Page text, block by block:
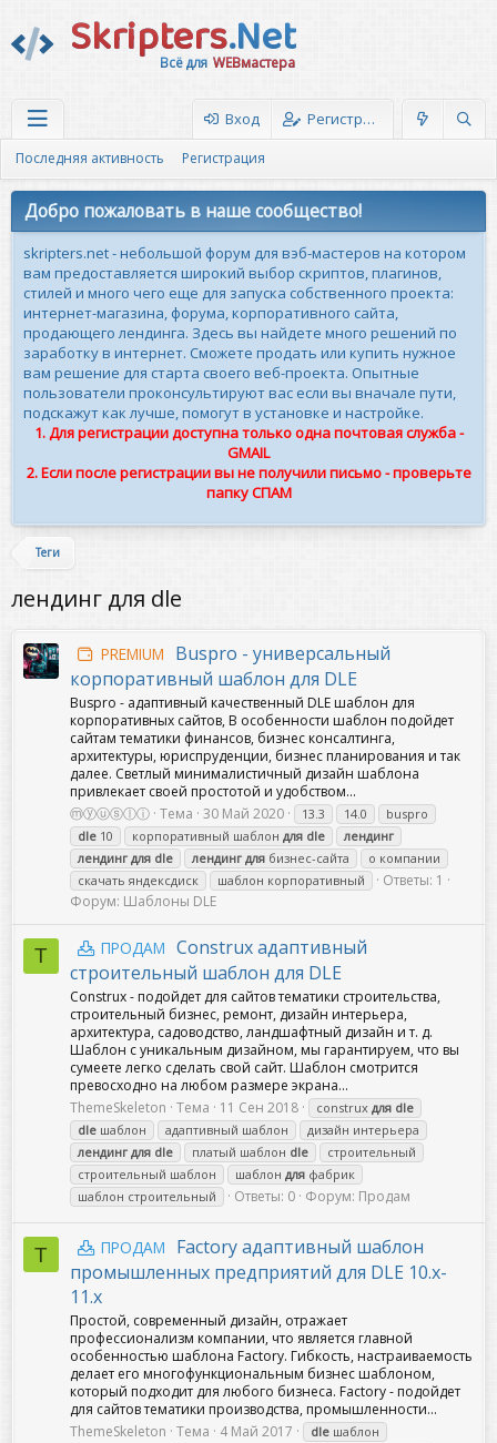
Skripters.Net
Всё для WEBмастера
Вход Регистрация
Последняя активность Регистрация
Добро пожаловать в наше сообщество!
skripters.net - небольшой форум для вэб-мастеров на котором
вам предоставляется широкий выбор скриптов, плагинов,
стилей и много чего еще для запуска собственного проекта:
интернет-магазина, форума, корпоративного сайта,
продающего лендинга. Здесь вы найдете много решений по
заработку в интернет. Сможете продать или купить нужное
вам решение для старта своего веб-проекта. Опытные
пользователи проконсультируют вас если вы вначале пути,
подскажут как лучше, помогут в установке и настройке.
1. Для регистрации доступна только одна почтовая служба -
GMAIL
2. Если после регистрации вы не получили письмо - проверьте
папку СПАМ
Теги
лендинг для dle
PREMIUM
Buspro - универсальный
корпоративный шаблон для DLE
Buspro - адаптивный качественный DLE шаблон для
корпоративных сайтов, В особенности шаблон подойдет
сайтам тематики финансов, бизнес консалтинга,
архитектуры, юриспруденции, бизнес планирования и так
далее. Светлый минималистичный дизайн шаблона
привлекает своей простотой и удобством...
ⓜⓨⓤⓢⓛⓘ Тема 30 Май 2020 13.3 14.0
buspro
dle 10 корпоративный шаблон для dle
лендинг
лендинг для dle лендинг для бизнес-сайта
о компании
скачать яндексдиск
шаблон корпоративный
Ответы: 1
Форум: Шаблоны DLE
T ПРОДАМ Construx адаптивный
строительный шаблон для DLE
Construx - подойдет для сайтов тематики строительства,
строительный бизнес, ремонт, дизайн интерьера,
архитектура, садоводство, ландшафтный дизайн и т. д.
Шаблон с уникальным дизайном, мы гарантируем, что вы
сумеете легко сделать свой сайт. Шаблон смотрится
превосходно на любом размере экрана...
ThemeSkeleton Тема 11 Сен 2018 construx для dle
dle шаблон адаптивный шаблон
дизайн интерьера
лендинг для dle платый шаблон dle
строительный
строительный шаблон
шаблон для фабрик
шаблон строительный
Ответы: 0 Форум: Продам
T ПРОДАМ
Factory адаптивный шаблон
промышленных предприятий для DLE 10.x-
11.x
Простой, современный дизайн, отражает
профессионализм компании, что является главной
особенностью шаблона Factory. Гибкость, настраиваемость
делает его многофункциональным бизнес шаблоном,
который подходит для любого бизнеса. Factory - подойдет
для сайтов тематики производства, промышленности...
ThemeSkeleton Тема 4 Май 2017 dle шаблон